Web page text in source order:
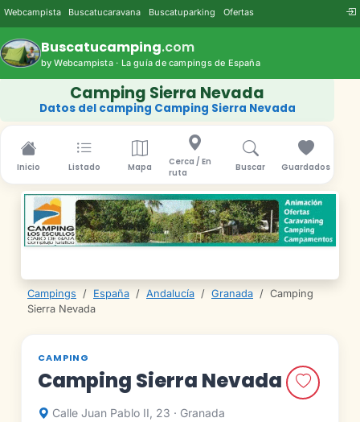
Webcampista Buscatucaravana Buscatuparking Ofertas
Buscatucamping.com
by Webcampista · La guía de campings de España
Camping Sierra Nevada
Datos del camping Camping Sierra Nevada
Inicio Listado Mapa
Cerca / En
ruta
Buscar Guardados
Campings / España / Andalucía / Granada / Camping
Sierra Nevada
CAMPING
Camping Sierra Nevada
Calle Juan Pablo II, 23 · Granada